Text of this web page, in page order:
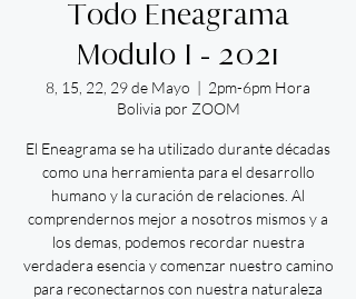
Todo Eneagrama
Modulo I - 2021
8, 15, 22, 29 de Mayo
  |
2pm-6pm Hora
Bolivia por ZOOM
El Eneagrama se ha utilizado durante décadas
como una herramienta para el desarrollo
humano y la curación de relaciones. Al
comprendernos mejor a nosotros mismos y a
los demas, podemos recordar nuestra
verdadera esencia y comenzar nuestro camino
para reconectarnos con nuestra naturaleza